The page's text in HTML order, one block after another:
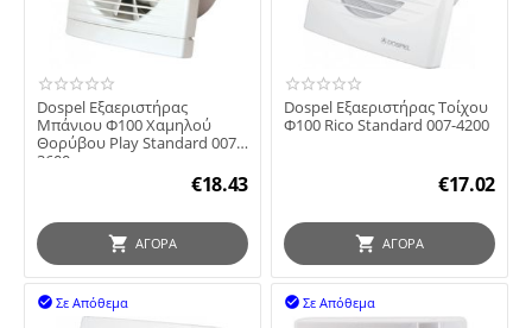
Dospel Εξαεριστήρας
Μπάνιου Φ100 Χαμηλού
Θορύβου Play Standard 007-
3600
€18.43
ΑΓΟΡΆ
Dospel Εξαεριστήρας Τοίχου
Φ100 Rico Standard 007-4200
€17.02
ΑΓΟΡΆ
Σε Απόθεμα
 Σε Απόθεμα
